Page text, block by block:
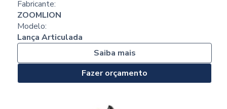
Fabricante:
ZOOMLION
Modelo:
Lança Articulada
Saiba mais
Fazer orçamento